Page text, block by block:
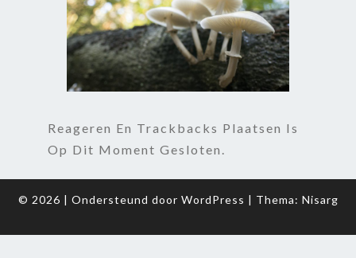
Reageren En Trackbacks Plaatsen Is
Op Dit Moment Gesloten.
© 2026 | Ondersteund door WordPress | Thema: Nisarg